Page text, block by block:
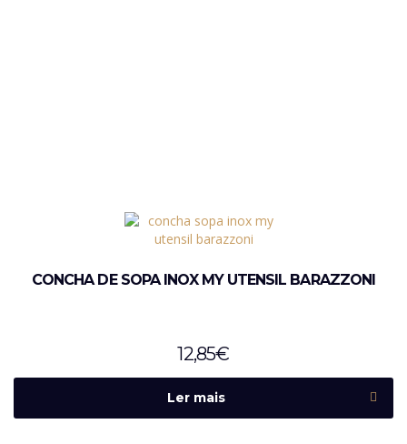
CONCHA DE SOPA INOX MY UTENSIL BARAZZONI
12,85€
Ler mais